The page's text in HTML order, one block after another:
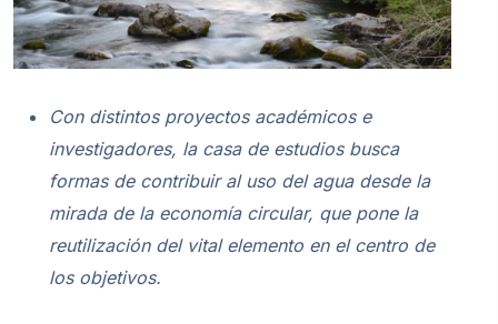
Con distintos proyectos académicos e
investigadores, la casa de estudios busca
formas de contribuir al uso del agua desde la
mirada de la economía circular, que pone la
reutilización del vital elemento en el centro de
los objetivos.